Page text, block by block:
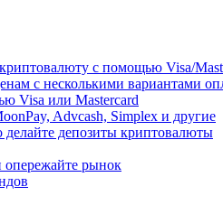
с помощью Visa/
с несколькими вариантами
Visa или Mastercard
Advcash, Simplex и другие
депозиты криптовалюты
опережайте рынок